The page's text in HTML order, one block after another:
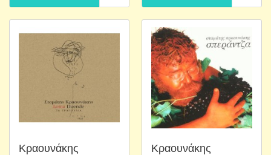
Κραουνάκης
Κραουνάκης